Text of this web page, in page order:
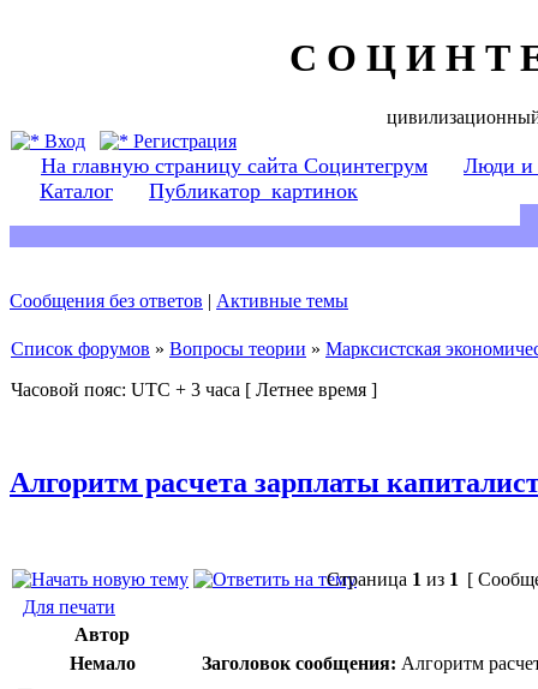
С О Ц И Н Т
Вход
Регистрация
На главную страницу сайта Социнтегрум
Люди и
Каталог
Публикатор_картинок
Сообщения без ответов | Активные темы
Список форумов » Вопросы теории » Марксистская
Часовой пояс: UTC + 3 часа [ Летнее время ]
Алгоритм расчета зарплаты
Страница 1 из 1 [
Для печати
Автор
Немало
Заголовок сообщения: Алгоритм